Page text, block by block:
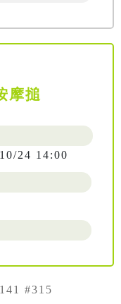
摩搥
24 14:00
#315